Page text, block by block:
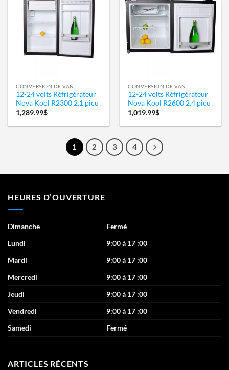
Ajouter
wishlist
CONVERSION DE VAN
12-24 volts Réfrigérateur
Nova Kool R2300 2.1 picu
1,289.99$
à la
wishlist
CONVERSION DE VAN
12-24 volts Réfrigérateur
Nova Kool R2600 2.4 picu
1,019.99$
1 2 3 4
HEURES D’OUVERTURE
Dimanche
Fermé
Lundi
9:00 à 17 :00
Mardi
9:00 à 17 :00
Mercredi
9:00 à 17 :00
Jeudi
9:00 à 17 :00
Vendredi
9:00 à 17 :00
Samedi
Fermé
ARTICLES RÉCENTS